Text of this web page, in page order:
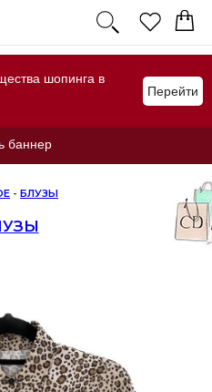
шопинга в
Перейти
баннер
- БЛУЗЫ